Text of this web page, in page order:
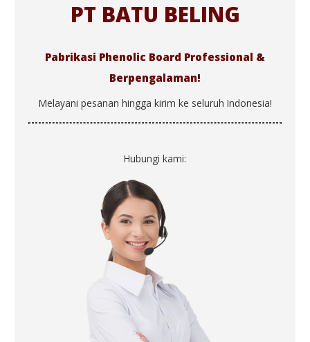
PT BATU BELING
Pabrikasi Phenolic Board Professional &
Berpengalaman!
Melayani pesanan hingga kirim ke seluruh Indonesia!
Hubungi kami: